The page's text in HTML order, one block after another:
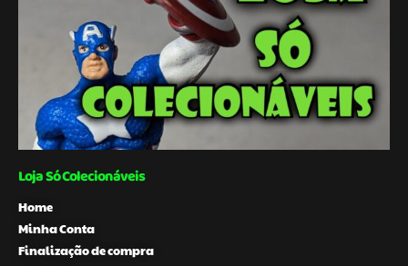
Loja Só Colecionáveis
Home
Minha Conta
Finalização de compra